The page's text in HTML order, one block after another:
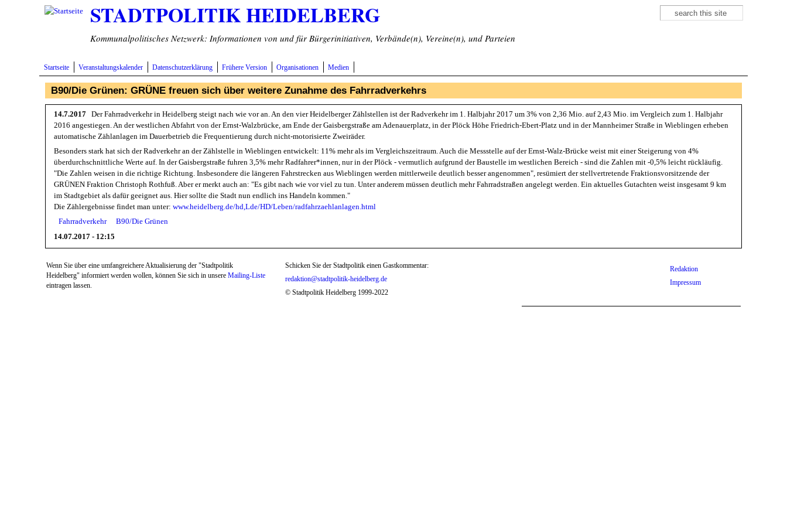
Direkt zum Inhalt STADTPOLITIK HEIDELBERG
Kommunalpolitisches Netzwerk: Informationen von und für Bürgerinitiativen, Verbände(n), Vereine(n), und Parteien
Suchformular
Suche
Startseite Veranstaltungskalender Datenschutzerklärung Frühere Version Organisationen Medien
B90/Die Grünen: GRÜNE freuen sich über weitere Zunahme des Fahrradverkehrs
14.7.2017 Der Fahrradverkehr in Heidelberg steigt nach wie vor an. An den vier Heidelberger Zählstellen ist der Radverkehr im 1. Halbjahr 2017 um 3% von 2,36 Mio. auf 2,43 Mio. im Vergleich zum 1. Halbjahr
2016 angestiegen. An der westlichen Abfahrt von der Ernst-Walzbrücke, am Ende der Gaisbergstraße am Adenauerplatz, in der Plöck Höhe Friedrich-Ebert-Platz und in der Mannheimer Straße in Wieblingen erheben
automatische Zählanlagen im Dauerbetrieb die Frequentierung durch nicht-motorisierte Zweiräder.
Besonders stark hat sich der Radverkehr an der Zählstelle in Wieblingen entwickelt: 11% mehr als im Vergleichszeitraum. Auch die Messstelle auf der Ernst-Walz-Brücke weist mit einer Steigerung von 4%
überdurchschnittliche Werte auf. In der Gaisbergstraße fuhren 3,5% mehr Radfahrer*innen, nur in der Plöck - vermutlich aufgrund der Baustelle im westlichen Bereich - sind die Zahlen mit -0,5% leicht rückläufig.
"Die Zahlen weisen in die richtige Richtung. Insbesondere die längeren Fahrstrecken aus Wieblingen werden mittlerweile deutlich besser angenommen", resümiert der stellvertretende Fraktionsvorsitzende der
GRÜNEN Fraktion Christoph Rothfuß. Aber er merkt auch an: "Es gibt nach wie vor viel zu tun. Unter anderem müssen deutlich mehr Fahrradstraßen angelegt werden. Ein aktuelles Gutachten weist insgesamt 9 km
im Stadtgebiet als dafür geeignet aus. Hier sollte die Stadt nun endlich ins Handeln kommen."
Die Zählergebnisse findet man unter:www.heidelberg.de/hd,Lde/HD/Leben/radfahrzaehlanlagen.html
Fahrradverkehr
B90/Die Grünen
14.07.2017 - 12:15
Wenn Sie über eine umfangreichere Aktualisierung der "Stadtpolitik
Heidelberg" informiert werden wollen, können Sie sich in unsereMailing-Liste
eintragen lassen.
Schicken Sie der Stadtpolitik einen Gastkommentar:
redaktion@stadtpolitik-heidelberg.de
© Stadtpolitik Heidelberg 1999-2022
Redaktion
Impressum